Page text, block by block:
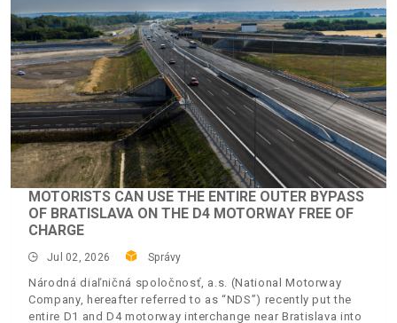
MOTORISTS CAN USE THE ENTIRE OUTER BYPASS
OF BRATISLAVA ON THE D4 MOTORWAY FREE OF
CHARGE
Jul 02, 2026 Správy
Národná diaľničná spoločnosť, a.s. (National Motorway
Company, hereafter referred to as “NDS”) recently put the
entire D1 and D4 motorway interchange near Bratislava into